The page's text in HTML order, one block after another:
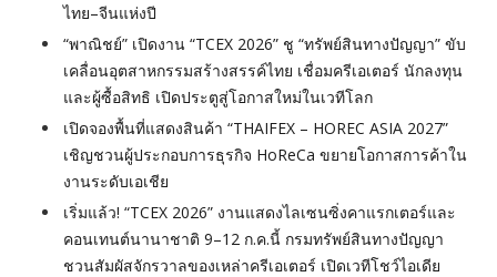
ไทย–จีนแห่งปี
“พาณิชย์” เปิดงาน “TCEX 2026” ชู “ทรัพย์สินทางปัญญา” ขับ
เคลื่อนอุตสาหกรรมสร้างสรรค์ไทย เชื่อมครีเอเตอร์ นักลงทุน
และผู้ซื้อสิทธิ เปิดประตูสู่โอกาสใหม่ในเวทีโลก
เปิดจองพื้นที่แสดงสินค้า “THAIFEX – HOREC ASIA 2027”
เชิญชวนผู้ประกอบการธุรกิจ HoReCa ขยายโอกาสการค้าใน
งานระดับเอเชีย
เริ่มแล้ว! “TCEX 2026” งานแสดงไลเซนซิ่งคาแรกเตอร์และ
คอนเทนต์นานาชาติ 9–12 ก.ค.นี้ กรมทรัพย์สินทางปัญญา
ชวนสัมผัสจักรวาลของเหล่าครีเอเตอร์ เปิดเวทีโชว์ไอเดีย